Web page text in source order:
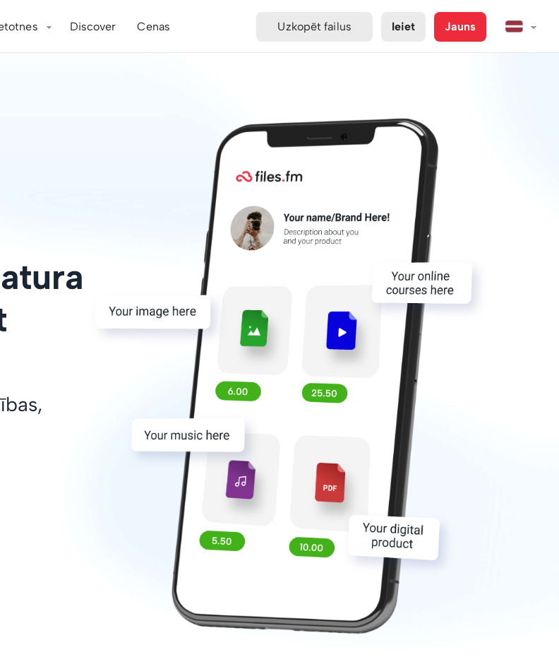
Discover Cenas Uzkopēt failus Ieiet Jauns